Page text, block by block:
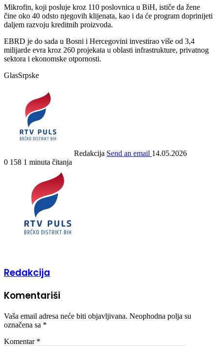
Mikrofin, koji posluje kroz 110 poslovnica u BiH, ističe da žene
čine oko 40 odsto njegovih klijenata, kao i da će program doprinijeti
daljem razvoju kreditnih proizvoda.
EBRD je do sada u Bosni i Hercegovini investirao više od 3,4
milijarde evra kroz 260 projekata u oblasti infrastrukture, privatnog
sektora i ekonomske otpornosti.
GlasSrpske
Redakcija Send an email 14.05.2026
0 158 1 minuta čitanja
Redakcija
Komentariši
Vaša email adresa neće biti objavljivana. Neophodna polja su
označena sa *
Komentar *